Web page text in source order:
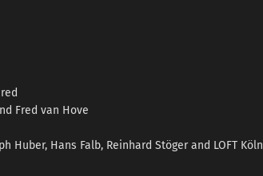
Fred van Hove
Huber, Hans Falb, Reinhard Stöger and LOFT Köln